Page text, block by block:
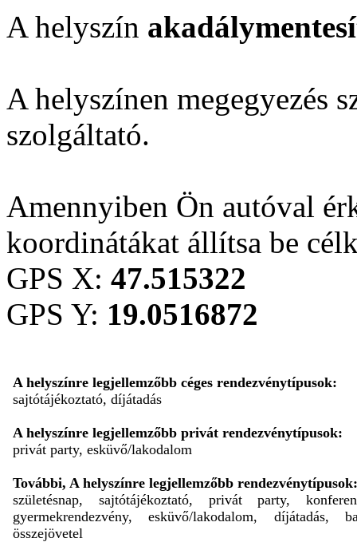
A helyszín
A helyszínen megegyezés
szolgáltató.
Amennyiben Ön autóval
koordinátákat állítsa be
GPS X: 47.515322
GPS Y: 19.0516872
A helyszínre legjellemzőbb céges rendezvénytípusok:
sajtótájékoztató, díjátadás
A helyszínre legjellemzőbb privát rendezvénytípusok:
privát party, esküvő/lakodalom
További, A helyszínre legjellemzőbb rendezvénytípusok:
születésnap, sajtótájékoztató, privát party,
gyermekrendezvény, esküvő/lakodalom, díjátadás,
összejövetel